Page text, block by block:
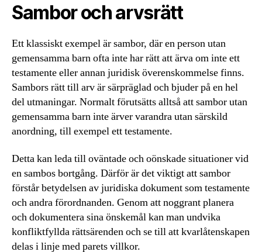
Sambor och arvsrätt
Ett klassiskt exempel är sambor, där en person utan
gemensamma barn ofta inte har rätt att ärva om inte ett
testamente eller annan juridisk överenskommelse finns.
Sambors rätt till arv är särpräglad och bjuder på en hel
del utmaningar. Normalt förutsätts alltså att sambor utan
gemensamma barn inte ärver varandra utan särskild
anordning, till exempel ett testamente.
Detta kan leda till oväntade och oönskade situationer vid
en sambos bortgång. Därför är det viktigt att sambor
förstår betydelsen av juridiska dokument som testamente
och andra förordnanden. Genom att noggrant planera
och dokumentera sina önskemål kan man undvika
konfliktfyllda rättsärenden och se till att kvarlåtenskapen
delas i linje med parets villkor.